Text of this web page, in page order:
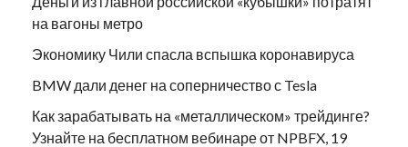
на вагоны метро
Экономику Чили спасла вспышка коронавируса
BMW дали денег на соперничество с Tesla
Как зарабатывать на «металлическом» трейдинге?
Узнайте на бесплатном вебинаре от NPBFX, 19